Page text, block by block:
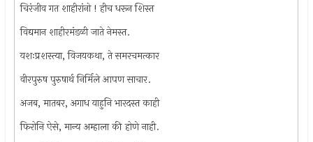
चिरंजीव गत शाहीरांनो ! हीच धरून शिस्त
विद्यमान शाहीरमंडळी जाते नेमस्त.
यशःप्रशस्त्या, विजयकथा, ते समरचमत्कार
वीरपुरुष पुरुषार्थ निर्मिले आपण साचार.
अजब, मातबर, अगाध याहुनि भारदस्त काही
फिरोनि ऐसे, मान्य अम्हाला की होणे नाही.